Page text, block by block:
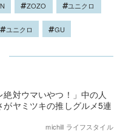
ZOZO ユニクロ
ユニクロ GU
絶対ウマいやつ！」中の人
がヤミツキの推しグルメ5連
michill ライフスタイル